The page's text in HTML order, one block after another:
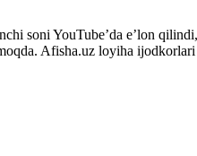
soni YouTube’da e’lon
Afisha.uz loyiha